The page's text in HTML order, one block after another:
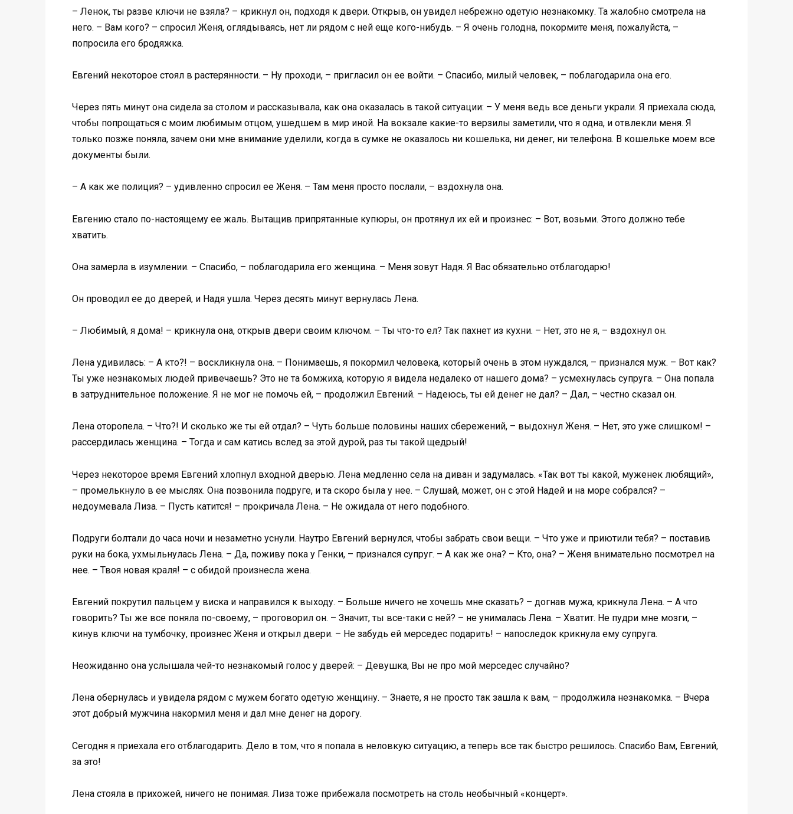
– Ленок, ты разве ключи не взяла? – крикнул он, подходя к двери. Открыв, он увидел небрежно одетую незнакомку. Та жалобно смотрела на
него. – Вам кого? – спросил Женя, оглядываясь, нет ли рядом с ней еще кого-нибудь. – Я очень голодна, покормите меня, пожалуйста, –
попросила его бродяжка.
Евгений некоторое стоял в растерянности. – Ну проходи, – пригласил он ее войти. – Спасибо, милый человек, – поблагодарила она его.
Через пять минут она сидела за столом и рассказывала, как она оказалась в такой ситуации: – У меня ведь все деньги украли. Я приехала сюда,
чтобы попрощаться с моим любимым отцом, ушедшем в мир иной. На вокзале какие-то верзилы заметили, что я одна, и отвлекли меня. Я
только позже поняла, зачем они мне внимание уделили, когда в сумке не оказалось ни кошелька, ни денег, ни телефона. В кошельке моем все
документы были.
– А как же полиция? – удивленно спросил ее Женя. – Там меня просто послали, – вздохнула она.
Евгению стало по-настоящему ее жаль. Вытащив припрятанные купюры, он протянул их ей и произнес: – Вот, возьми. Этого должно тебе
хватить.
Она замерла в изумлении. – Спасибо, – поблагодарила его женщина. – Меня зовут Надя. Я Вас обязательно отблагодарю!
Он проводил ее до дверей, и Надя ушла. Через десять минут вернулась Лена.
– Любимый, я дома! – крикнула она, открыв двери своим ключом. – Ты что-то ел? Так пахнет из кухни. – Нет, это не я, – вздохнул он.
Лена удивилась: – А кто?! – воскликнула она. – Понимаешь, я покормил человека, который очень в этом нуждался, – признался муж. – Вот как?
Ты уже незнакомых людей привечаешь? Это не та бомжиха, которую я видела недалеко от нашего дома? – усмехнулась супруга. – Она попала
в затруднительное положение. Я не мог не помочь ей, – продолжил Евгений. – Надеюсь, ты ей денег не дал? – Дал, – честно сказал он.
Лена оторопела. – Что?! И сколько же ты ей отдал? – Чуть больше половины наших сбережений, – выдохнул Женя. – Нет, это уже слишком! –
рассердилась женщина. – Тогда и сам катись вслед за этой дурой, раз ты такой щедрый!
Через некоторое время Евгений хлопнул входной дверью. Лена медленно села на диван и задумалась. «Так вот ты какой, муженек любящий»,
– промелькнуло в ее мыслях. Она позвонила подруге, и та скоро была у нее. – Слушай, может, он с этой Надей и на море собрался? –
недоумевала Лиза. – Пусть катится! – прокричала Лена. – Не ожидала от него подобного.
Подруги болтали до часа ночи и незаметно уснули. Наутро Евгений вернулся, чтобы забрать свои вещи. – Что уже и приютили тебя? – поставив
руки на бока, ухмыльнулась Лена. – Да, поживу пока у Генки, – признался супруг. – А как же она? – Кто, она? – Женя внимательно посмотрел на
нее. – Твоя новая краля! – с обидой произнесла жена.
Евгений покрутил пальцем у виска и направился к выходу. – Больше ничего не хочешь мне сказать? – догнав мужа, крикнула Лена. – А что
говорить? Ты же все поняла по-своему, – проговорил он. – Значит, ты все-таки с ней? – не унималась Лена. – Хватит. Не пудри мне мозги, –
кинув ключи на тумбочку, произнес Женя и открыл двери. – Не забудь ей мерседес подарить! – напоследок крикнула ему супруга.
Неожиданно она услышала чей-то незнакомый голос у дверей: – Девушка, Вы не про мой мерседес случайно?
Лена обернулась и увидела рядом с мужем богато одетую женщину. – Знаете, я не просто так зашла к вам, – продолжила незнакомка. – Вчера
этот добрый мужчина накормил меня и дал мне денег на дорогу.
Сегодня я приехала его отблагодарить. Дело в том, что я попала в неловкую ситуацию, а теперь все так быстро решилось. Спасибо Вам, Евгений,
за это!
Лена стояла в прихожей, ничего не понимая. Лиза тоже прибежала посмотреть на столь необычный «концерт».